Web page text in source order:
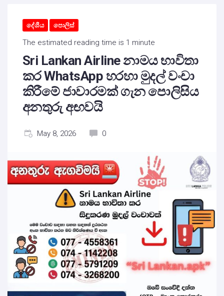
දේශීය පොලිස්
The estimated reading time is 1 minute
Sri Lankan Airline නාමය භාවිතා
කර WhatsApp හරහා මුදල් වංචා
කිරීමේ ජාවාරමක් ගැන පොලිසිය
අනතුරු අඟවයි
May 8, 2026 0